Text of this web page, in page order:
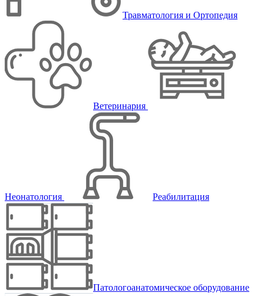
Травматология и Ортопедия
Ветеринария
Неонатология Реабилитация
Патологоанатомическое оборудование